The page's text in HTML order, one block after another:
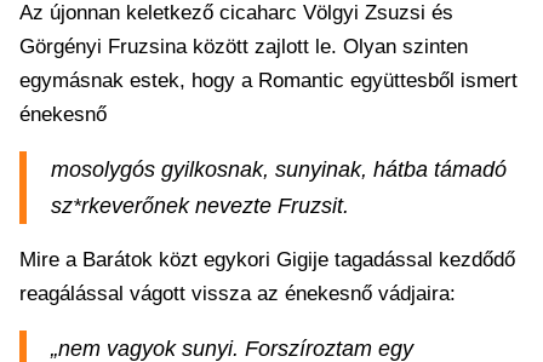
Az újonnan keletkező cicaharc Völgyi Zsuzsi és
Görgényi Fruzsina között zajlott le. Olyan szinten
egymásnak estek, hogy a Romantic együttesből ismert
énekesnő
mosolygós gyilkosnak, sunyinak, hátba támadó
sz*rkeverőnek nevezte Fruzsit.
Mire a Barátok közt egykori Gigije tagadással kezdődő
reagálással vágott vissza az énekesnő vádjaira:
„nem vagyok sunyi. Forszíroztam egy